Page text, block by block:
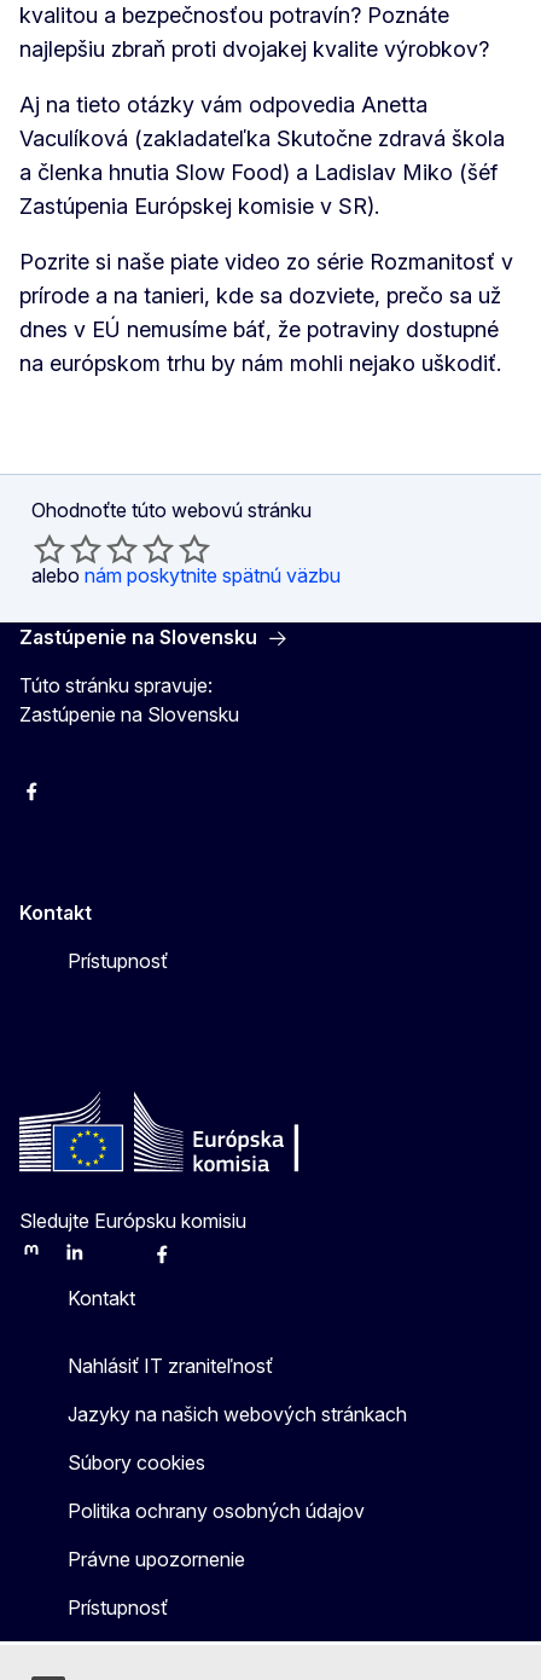
kvalitou a bezpečnosťou potravín? Poznáte
najlepšiu zbraň proti dvojakej kvalite výrobkov?
Aj na tieto otázky vám odpovedia Anetta
Vaculíková (zakladateľka Skutočne zdravá škola
a členka hnutia Slow Food) a Ladislav Miko (šéf
Zastúpenia Európskej komisie v SR).
Pozrite si naše piate video zo série Rozmanitosť v
prírode a na tanieri, kde sa dozviete, prečo sa už
dnes v EÚ nemusíme báť, že potraviny dostupné
na európskom trhu by nám mohli nejako uškodiť.
Ohodnoťte túto webovú stránku
alebo nám poskytnite spätnú väzbu
Zastúpenie na Slovensku
Túto stránku spravuje:
Zastúpenie na Slovensku
Facebook
Kontakt
Prístupnosť
Sledujte Európsku komisiu
MastodonLinkedInBlueskyFacebook
Kontakt
Nahlásiť IT zraniteľnosť
Jazyky na našich webových stránkach
Súbory cookies
Politika ochrany osobných údajov
Právne upozornenie
Prístupnosť